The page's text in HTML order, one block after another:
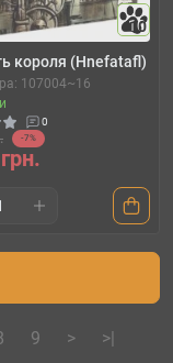
10
короля (Hnefatafl)
107004~16
0
-7%
9 > >|